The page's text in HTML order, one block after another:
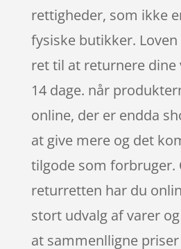
rettigheder, som ikke
fysiske butikker.
ret til at returnere
14 dage. når
online, der er endda
at give mere og det
tilgode som forbruger.
returretten har du
stort udvalg af varer
at sammenlligne